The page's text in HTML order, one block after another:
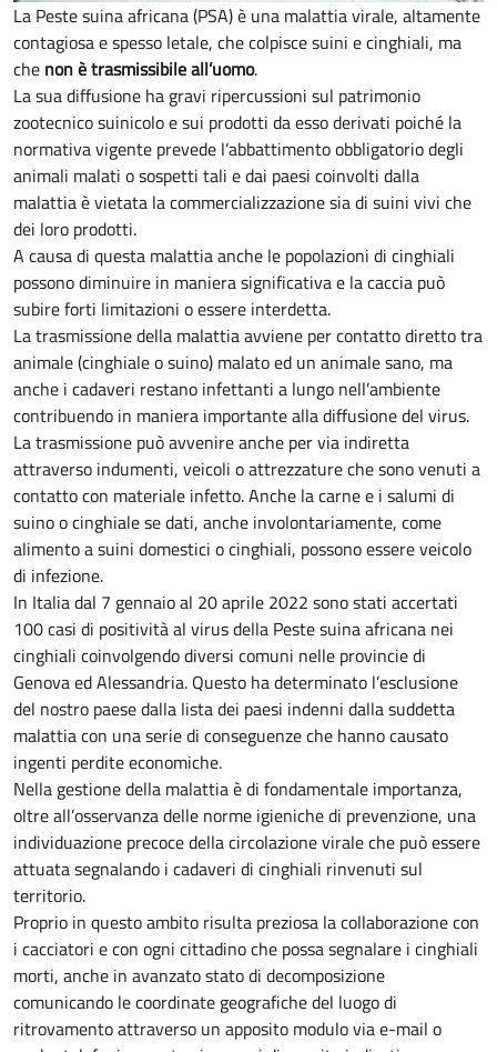
La Peste suina africana (PSA) è una malattia virale, altamente
contagiosa e spesso letale, che colpisce suini e cinghiali, ma
che non è trasmissibile all’uomo.
La sua diffusione ha gravi ripercussioni sul patrimonio
zootecnico suinicolo e sui prodotti da esso derivati poiché la
normativa vigente prevede l’abbattimento obbligatorio degli
animali malati o sospetti tali e dai paesi coinvolti dalla
malattia è vietata la commercializzazione sia di suini vivi che
dei loro prodotti.
A causa di questa malattia anche le popolazioni di cinghiali
possono diminuire in maniera significativa e la caccia può
subire forti limitazioni o essere interdetta.
La trasmissione della malattia avviene per contatto diretto tra
animale (cinghiale o suino) malato ed un animale sano, ma
anche i cadaveri restano infettanti a lungo nell’ambiente
contribuendo in maniera importante alla diffusione del virus.
La trasmissione può avvenire anche per via indiretta
attraverso indumenti, veicoli o attrezzature che sono venuti a
contatto con materiale infetto. Anche la carne e i salumi di
suino o cinghiale se dati, anche involontariamente, come
alimento a suini domestici o cinghiali, possono essere veicolo
di infezione.
In Italia dal 7 gennaio al 20 aprile 2022 sono stati accertati
100 casi di positività al virus della Peste suina africana nei
cinghiali coinvolgendo diversi comuni nelle provincie di
Genova ed Alessandria. Questo ha determinato l’esclusione
del nostro paese dalla lista dei paesi indenni dalla suddetta
malattia con una serie di conseguenze che hanno causato
ingenti perdite economiche.
Nella gestione della malattia è di fondamentale importanza,
oltre all’osservanza delle norme igieniche di prevenzione, una
individuazione precoce della circolazione virale che può essere
attuata segnalando i cadaveri di cinghiali rinvenuti sul
territorio.
Proprio in questo ambito risulta preziosa la collaborazione con
i cacciatori e con ogni cittadino che possa segnalare i cinghiali
morti, anche in avanzato stato di decomposizione
comunicando le coordinate geografiche del luogo di
ritrovamento attraverso un apposito modulo via e-mail o